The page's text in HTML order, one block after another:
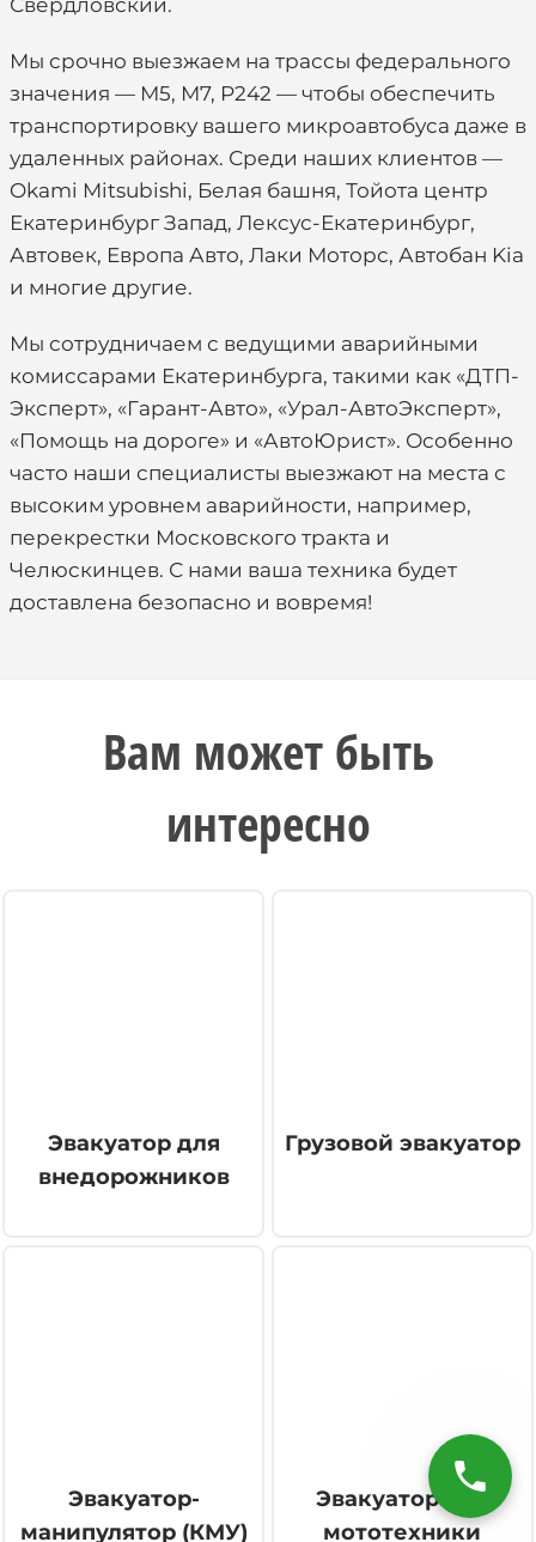
Мы срочно выезжаем на трассы федерального
значения — М5, М7, Р242 — чтобы обеспечить
транспортировку вашего микроавтобуса даже в
удаленных районах. Среди наших клиентов —
Okami Mitsubishi, Белая башня, Тойота центр
Екатеринбург Запад, Лексус-Екатеринбург,
Автовек, Европа Авто, Лаки Моторс, Автобан Kia
и многие другие.
Мы сотрудничаем с ведущими аварийными
комиссарами Екатеринбурга, такими как «ДТП-
Эксперт», «Гарант-Авто», «Урал-АвтоЭксперт»,
«Помощь на дороге» и «АвтоЮрист». Особенно
часто наши специалисты выезжают на места с
высоким уровнем аварийности, например,
перекрестки Московского тракта и
Челюскинцев. С нами ваша техника будет
доставлена безопасно и вовремя!
Вам может быть
интересно
Эвакуатор для
внедорожников
Грузовой эвакуатор
Эвакуатор-
манипулятор (КМУ)
Эвакуатор для
мототехники